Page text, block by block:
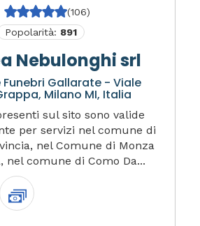
(106)
Popolarità: 891
Nebulonghi srl
Funebri Gallarate - Viale
Milano MI, Italia
sul sito sono valide
per servizi nel comune di
nel Comune di Monza
nel comune di Como Da...